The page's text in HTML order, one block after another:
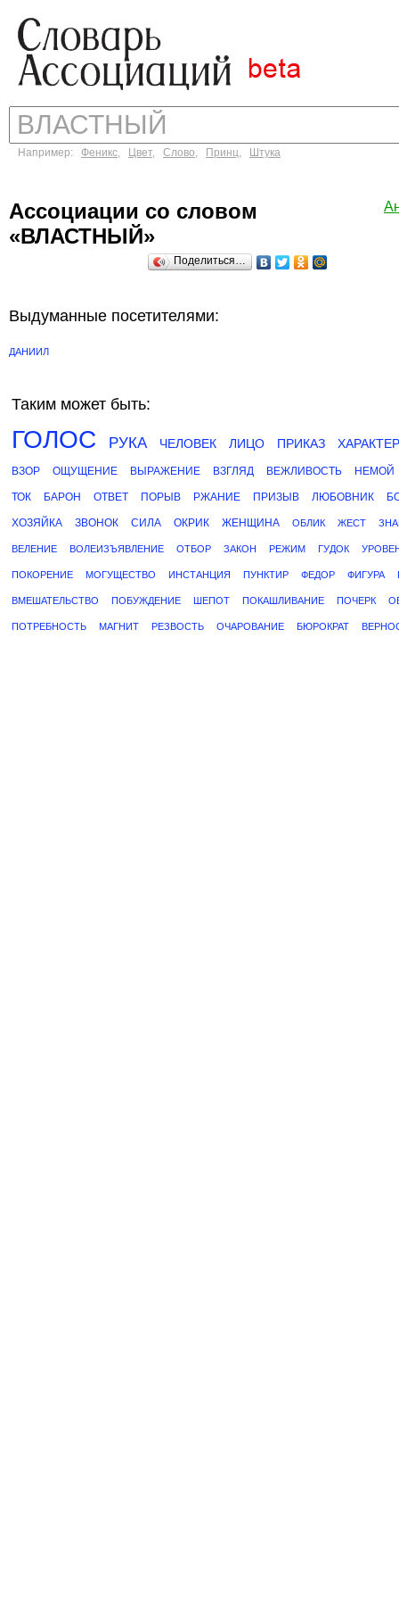
Например: Феникс, Цвет, Слово, Принц, Штука
Ассоциации со словом
«ВЛАСТНЫЙ»
Поделиться…
Выдуманные посетителями:
ДАНИИЛ
Таким может быть:
ГОЛОС РУКА ЧЕЛОВЕК ЛИЦО ПРИКАЗ ХАРАКТЕР
ВЗОР ОЩУЩЕНИЕ ВЫРАЖЕНИЕ ВЗГЛЯД ВЕЖЛИВОСТЬ НЕМОЙ
ТОК БАРОН ОТВЕТ ПОРЫВ РЖАНИЕ ПРИЗЫВ ЛЮБОВНИК
ХОЗЯЙКА ЗВОНОК СИЛА ОКРИК ЖЕНЩИНА ОБЛИК ЖЕСТ
ВЕЛЕНИЕ ВОЛЕИЗЪЯВЛЕНИЕ ОТБОР ЗАКОН РЕЖИМ ГУДОК
ПОКОРЕНИЕ МОГУЩЕСТВО ИНСТАНЦИЯ ПУНКТИР ФЕДОР ФИГУРА
ВМЕШАТЕЛЬСТВО ПОБУЖДЕНИЕ ШЕПОТ ПОКАШЛИВАНИЕ ПОЧЕРК
ПОТРЕБНОСТЬ МАГНИТ РЕЗВОСТЬ ОЧАРОВАНИЕ БЮРОКРАТ